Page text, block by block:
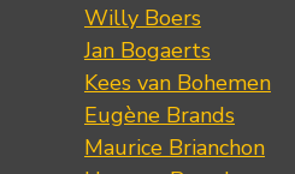
Willy Boers
Jan Bogaerts
Kees van Bohemen
Eugène Brands
Maurice Brianchon